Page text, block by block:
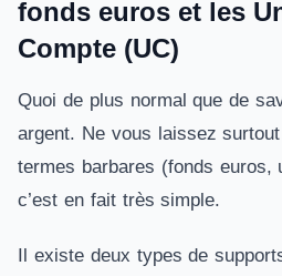
fonds euros et les
Compte (UC)
Quoi de plus normal que de
argent. Ne vous laissez
termes barbares (fonds euros,
c’est en fait très simple.
Il existe deux types de